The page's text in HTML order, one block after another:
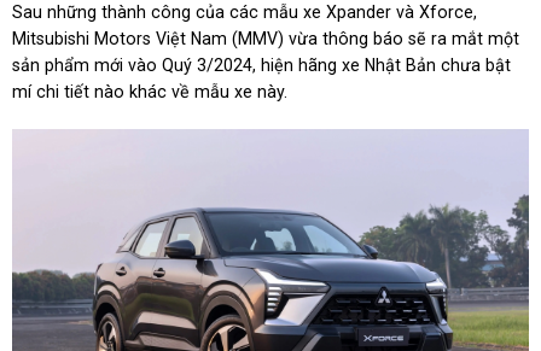
Sau những thành công của các mẫu xe Xpander và Xforce,
Mitsubishi Motors Việt Nam (MMV) vừa thông báo sẽ ra mắt một
sản phẩm mới vào Quý 3/2024, hiện hãng xe Nhật Bản chưa bật
mí chi tiết nào khác về mẫu xe này.